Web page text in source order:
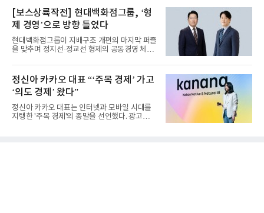
[보스상륙작전] 현대백화점그룹, ‘형
제 경영’으로 방향 틀었다
현대백화점그룹이 지배구조 개편의 마지막 퍼즐
을 맞추며 정지선·정교선 형제의 공동경영 체제
정신아 카카오 대표 “‘주목 경제’ 가고
‘의도 경제’ 왔다”
정신아 카카오 대표는 인터넷과 모바일 시대를
지탱한 '주목 경제'의 종말을 선언했다. 광고를